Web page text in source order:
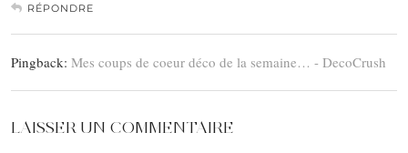
RÉPONDRE
Pingback: Mes coups de coeur déco de la semaine… - DecoCrush
LAISSER UN COMMENTAIRE